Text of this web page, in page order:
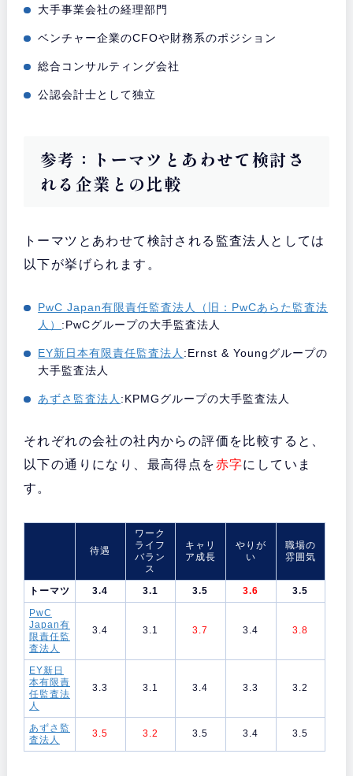
大手事業会社の経理部門
ベンチャー企業のCFOや財務系のポジション
総合コンサルティング会社
公認会計士として独立
参考：トーマツとあわせて検討さ
れる企業との比較
トーマツとあわせて検討される監査法人としては
以下が挙げられます。
PwC Japan有限責任監査法人（旧：PwCあらた監査法
人） :PwCグループの大手監査法人
EY新日本有限責任監査法人 :Ernst & Youngグループの
大手監査法人
あずさ監査法人 :KPMGグループの大手監査法人
それぞれの会社の社内からの評価を比較すると、
以下の通りになり、最高得点を赤字にしていま
す。
待遇
ワーク
ライフ
バラン
ス
キャリ
ア成長
やりが
い
職場の
雰囲気
トーマツ 3.4 3.1 3.5 3.6
3.5
PwC
Japan有
限責任監
査法人
3.4 3.1 3.7 3.4 3.8
EY新日
本有限責
任監査法
人
3.3 3.1 3.4 3.3 3.2
あずさ監
査法人
3.5 3.2 3.5 3.4 3.5